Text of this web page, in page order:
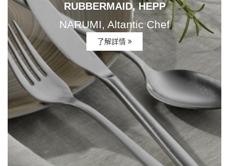
RUBBERMAID, HEPP
NARUMI, Altantic Chef
了解詳情